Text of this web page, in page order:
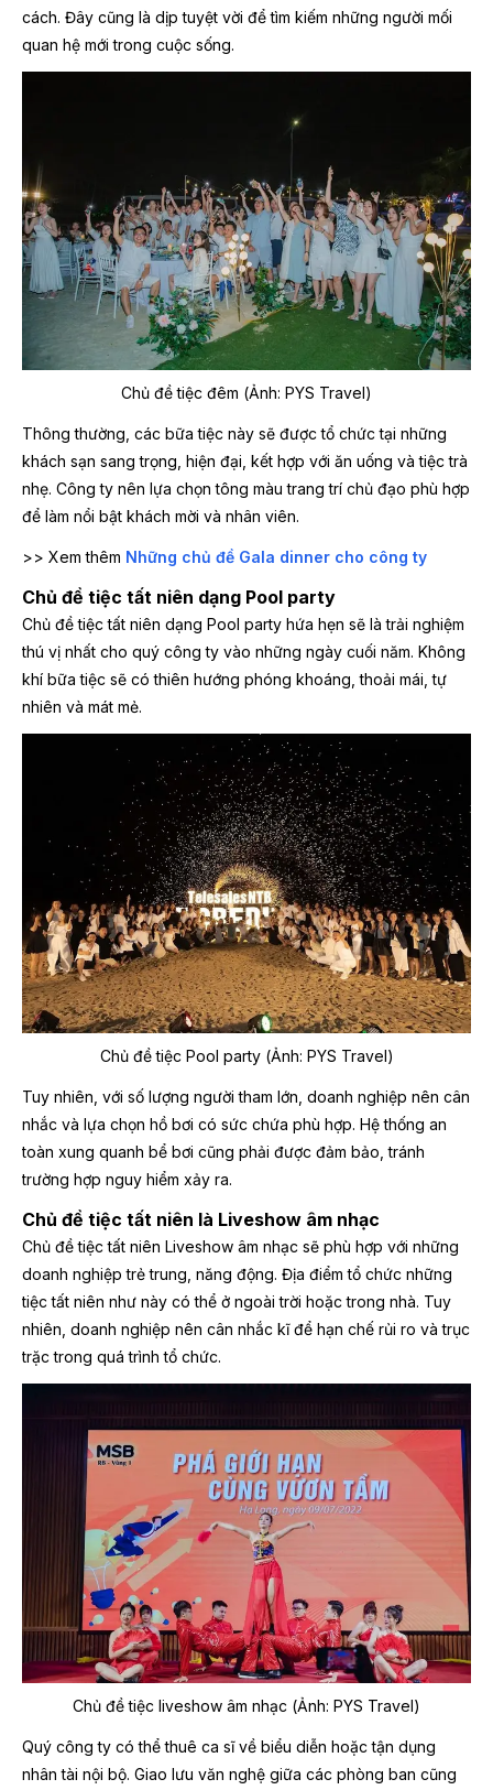
cách. Đây cũng là dịp tuyệt vời để tìm kiếm những người mối
quan hệ mới trong cuộc sống.
Chủ đề tiệc đêm (Ảnh: PYS Travel)
Thông thường, các bữa tiệc này sẽ được tổ chức tại những
khách sạn sang trọng, hiện đại, kết hợp với ăn uống và tiệc trà
nhẹ. Công ty nên lựa chọn tông màu trang trí chủ đạo phù hợp
để làm nổi bật khách mời và nhân viên.
>> Xem thêm Những chủ đề Gala dinner cho công ty
Chủ đề tiệc tất niên dạng Pool party
Chủ đề tiệc tất niên dạng Pool party hứa hẹn sẽ là trải nghiệm
thú vị nhất cho quý công ty vào những ngày cuối năm. Không
khí bữa tiệc sẽ có thiên hướng phóng khoáng, thoải mái, tự
nhiên và mát mẻ.
Chủ đề tiệc Pool party (Ảnh: PYS Travel)
Tuy nhiên, với số lượng người tham lớn, doanh nghiệp nên cân
nhắc và lựa chọn hồ bơi có sức chứa phù hợp. Hệ thống an
toàn xung quanh bể bơi cũng phải được đảm bảo, tránh
trường hợp nguy hiểm xảy ra.
Chủ đề tiệc tất niên là Liveshow âm nhạc
Chủ đề tiệc tất niên Liveshow âm nhạc sẽ phù hợp với những
doanh nghiệp trẻ trung, năng động. Địa điểm tổ chức những
tiệc tất niên như này có thể ở ngoài trời hoặc trong nhà. Tuy
nhiên, doanh nghiệp nên cân nhắc kĩ để hạn chế rủi ro và trục
trặc trong quá trình tổ chức.
Chủ đề tiệc liveshow âm nhạc (Ảnh: PYS Travel)
Quý công ty có thể thuê ca sĩ về biểu diễn hoặc tận dụng
nhân tài nội bộ. Giao lưu văn nghệ giữa các phòng ban cũng